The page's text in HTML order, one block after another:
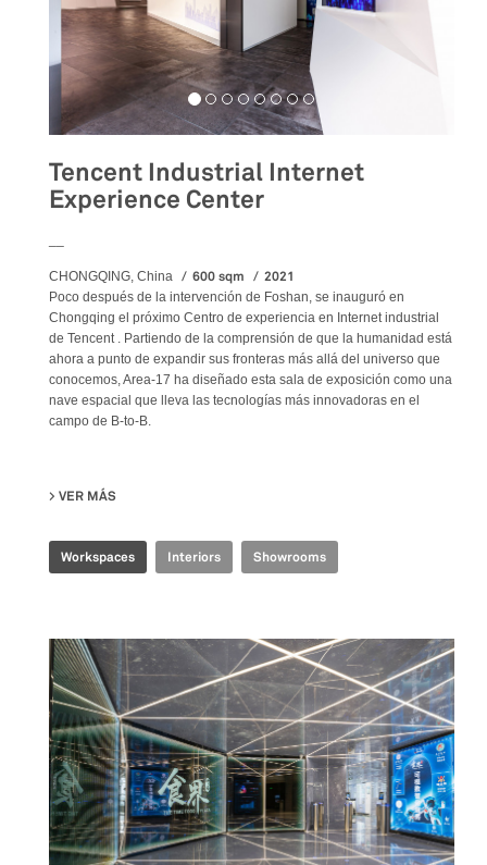
Tencent Industrial Internet
Experience Center
CHONGQING, China 600 sqm 2021
Poco después de la intervención de Foshan, se inauguró en
Chongqing el próximo Centro de experiencia en Internet industrial
de Tencent . Partiendo de la comprensión de que la humanidad está
ahora a punto de expandir sus fronteras más allá del universo que
conocemos, Area-17 ha diseñado esta sala de exposición como una
nave espacial que lleva las tecnologías más innovadoras en el
campo de B-to-B.
VER MÁS
Workspaces Interiors Showrooms